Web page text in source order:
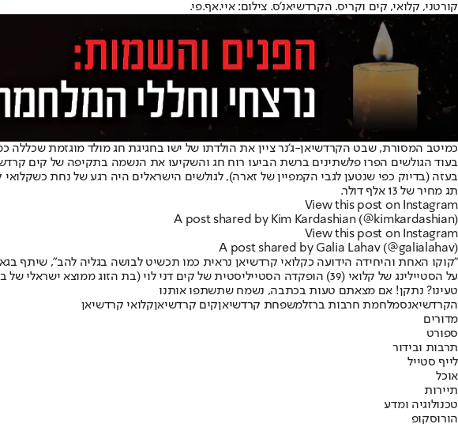
קורטני, קלואי, קים וקריס. הקרדשיאנ'ס. צילום: איי.אף.פי.
כמיטב המסורת, שבט הקרדשיאן-ג'נר ציין את הולדתו של ישו בחגיגת חג מולד מוגזמת
בעזה (בדיוק כפי שנטען לגבי הקמפיין של זארה), לגולשים הישראלים היה רגע של נחת
תג מחיר של 13 אלף דולר.
View this post on Instagram
A post shared by Kim Kardashian (@kimkardashian)
View this post on Instagram
A post shared by Galia Lahav (@galialahav)
"קוקו האחת והיחידה הידועה כקלואי קרדשיאן נראית כמו תכשיט לבושה בגליה להב", שיתף
על הסטיילינג של קלואי (39) הופקדה הסטייליסטית של קים דני לוי (בת הזוג ממוצא ישראלי של בן אל תבורי) ועל התכשיטים המעצבת היהודייה לוריין שוורץ.
טעינו? נתקן! אם מצאתם טעות בכתבה, נשמח שתשתפו אותנו
הקרדשיאנסמלחמת חרבות ברזלמשפחת קרדשיאןקים קרדשיאןקלואי קרדשיאן
מדורים
ספורט
תרבות ובידור
לייף סטייל
אוכל
תיירות
טכנולוגיה ומדע
הורוסקופ